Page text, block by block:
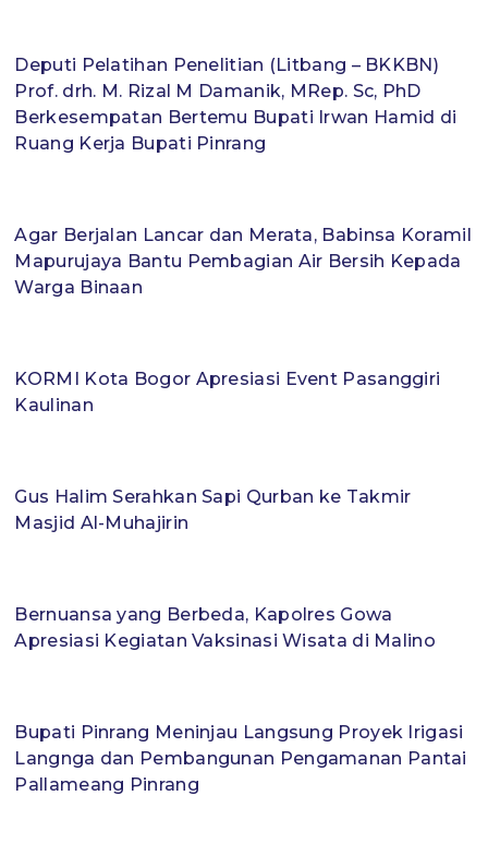
Deputi Pelatihan Penelitian (Litbang – BKKBN)
Prof. drh. M. Rizal M Damanik, MRep. Sc, PhD
Berkesempatan Bertemu Bupati Irwan Hamid di
Ruang Kerja Bupati Pinrang
Agar Berjalan Lancar dan Merata, Babinsa Koramil
Mapurujaya Bantu Pembagian Air Bersih Kepada
Warga Binaan
KORMI Kota Bogor Apresiasi Event Pasanggiri
Kaulinan
Gus Halim Serahkan Sapi Qurban ke Takmir
Masjid Al-Muhajirin
Bernuansa yang Berbeda, Kapolres Gowa
Apresiasi Kegiatan Vaksinasi Wisata di Malino
Bupati Pinrang Meninjau Langsung Proyek Irigasi
Langnga dan Pembangunan Pengamanan Pantai
Pallameang Pinrang